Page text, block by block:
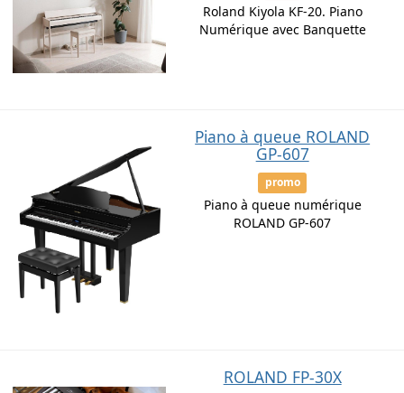
Roland Kiyola KF-20. Piano
Numérique avec Banquette
Piano à queue ROLAND
GP-607
promo
Piano à queue numérique
ROLAND GP-607
ROLAND FP-30X